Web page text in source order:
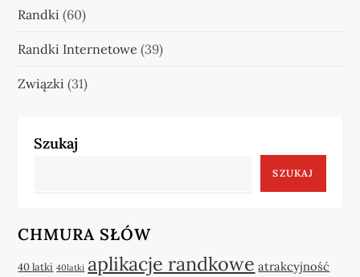
Randki (60)
Randki Internetowe (39)
Związki (31)
Szukaj
SZUKAJ
CHMURA SŁÓW
40 latki 40latki aplikacje randkowe atrakcyjność